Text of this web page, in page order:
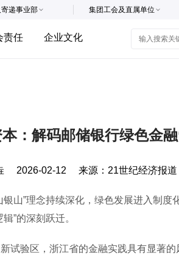
集团工会及直属单位
递事业部
责任 企业文化
：解码邮储银行绿色金
2026-02-12 来源： 21世纪经济报道
山”理念持续深化，绿色发展进入制度
”的深刻跃迁。
验区，浙江省的金融实践具有显著的